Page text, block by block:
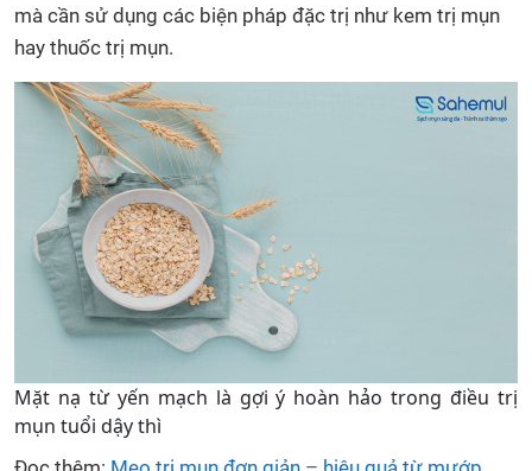
mà cần sử dụng các biện pháp đặc trị như kem trị mụn
hay thuốc trị mụn.
Mặt nạ từ yến mạch là gợi ý hoàn hảo trong điều trị
mụn tuổi dậy thì